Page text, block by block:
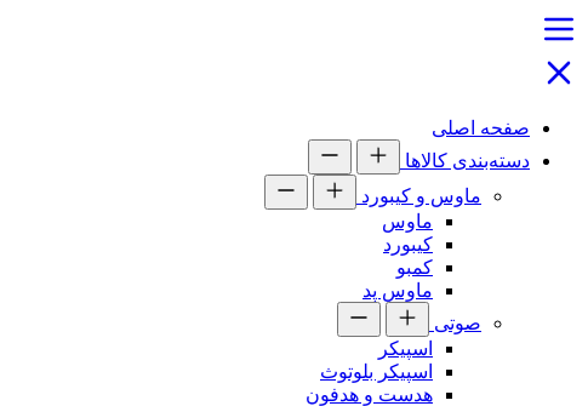
صفحه اصلی
دسته‌بندی کالاها
ماوس و کیبورد
ماوس
کیبورد
کمبو
ماوس پد
صوتی
اسپیکر
اسپیکر بلوتوث
هدست و هدفون